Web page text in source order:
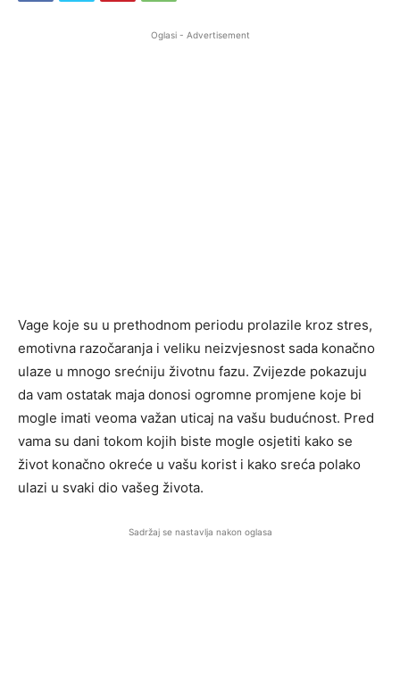
Oglasi - Advertisement
Vage koje su u prethodnom periodu prolazile kroz stres,
emotivna razočaranja i veliku neizvjesnost sada konačno
ulaze u mnogo srećniju životnu fazu. Zvijezde pokazuju
da vam ostatak maja donosi ogromne promjene koje bi
mogle imati veoma važan uticaj na vašu budućnost. Pred
vama su dani tokom kojih biste mogle osjetiti kako se
život konačno okreće u vašu korist i kako sreća polako
ulazi u svaki dio vašeg života.
Sadržaj se nastavlja nakon oglasa